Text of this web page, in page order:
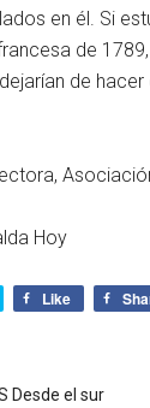
en él. Si
de
de hacer
Hoy
Like
Desde el sur